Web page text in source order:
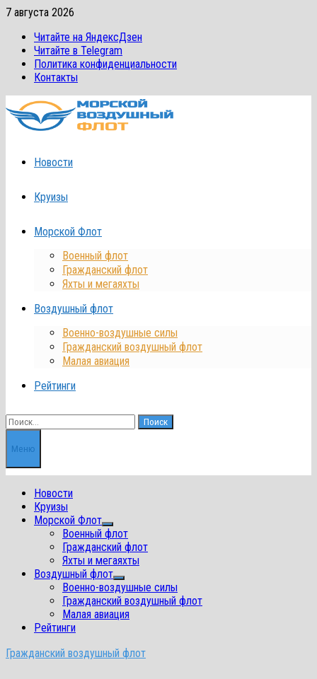
Перейти
содержимому
7 августа 2026
Читайте на ЯндексДзен
Читайте в Telegram
Политика конфиденциальности
Контакты
Новости
Круизы
Морской Флот
Военный флот
Гражданский флот
Яхты и мегаяхты
Воздушный флот
Военно-воздушные силы
Гражданский воздушный флот
Малая авиация
Рейтинги
Найти:
Меню
Новости
Круизы
Морской Флот
Показать
подменю
Военный флот
Гражданский флот
Яхты и мегаяхты
Воздушный флот
Показать
подменю
Военно-воздушные силы
Гражданский воздушный флот
Малая авиация
Рейтинги
Гражданский воздушный флот